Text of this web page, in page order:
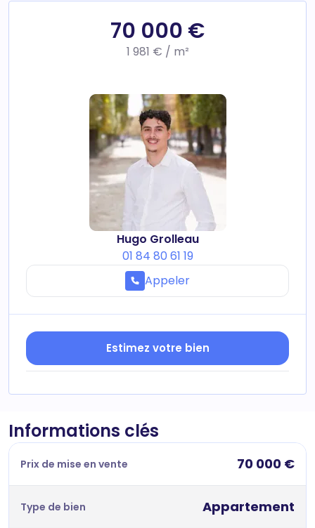
70 000 €
1 981 € / m²
Hugo Grolleau
01 84 80 61 19
Appeler
Estimez votre bien
Informations clés
Prix de mise en vente 70 000 €
Type de bien Appartement